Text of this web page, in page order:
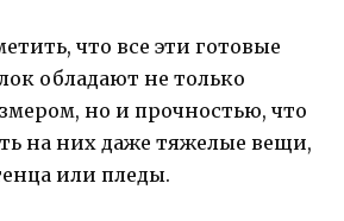
что все эти готовые
обладают не только
но и прочностью, что
на них даже тяжелые вещи,
или пледы.